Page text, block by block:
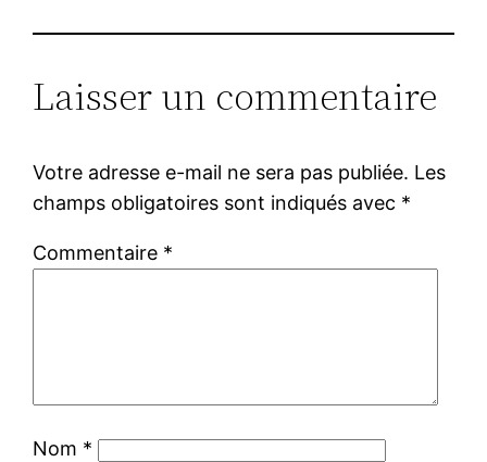
Laisser un commentaire
Votre adresse e-mail ne sera pas publiée. Les
champs obligatoires sont indiqués avec *
Commentaire *
Nom *